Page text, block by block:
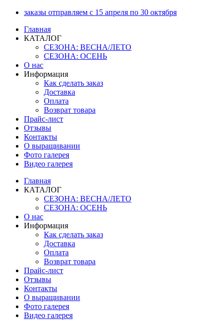
Перейти
содержимому
заказы отправляем с 15 апреля по 30 октября
Главная
КАТАЛОГ
СЕЗОНА: ВЕСНА/ЛЕТО
СЕЗОНА: ОСЕНЬ
О нас
Информация
Как сделать заказ
Доставка
Оплата
Возврат товара
Прайс-лист
Отзывы
Контакты
О выращивании
Фото галерея
Видео галерея
Главная
КАТАЛОГ
СЕЗОНА: ВЕСНА/ЛЕТО
СЕЗОНА: ОСЕНЬ
О нас
Информация
Как сделать заказ
Доставка
Оплата
Возврат товара
Прайс-лист
Отзывы
Контакты
О выращивании
Фото галерея
Видео галерея